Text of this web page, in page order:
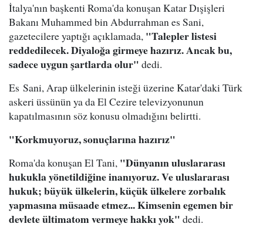
İtalya'nın başkenti Roma'da konuşan Katar Dışişleri
Bakanı Muhammed bin Abdurrahman es Sani,
gazetecilere yaptığı açıklamada, "Talepler listesi
reddedilecek. Diyaloğa girmeye hazırız. Ancak bu,
sadece uygun şartlarda olur" dedi.
Es Sani, Arap ülkelerinin isteği üzerine Katar'daki Türk
askeri üssünün ya da El Cezire televizyonunun
kapatılmasının söz konusu olmadığını belirtti.
"Korkmuyoruz, sonuçlarına hazırız"
Roma'da konuşan El Tani, "Dünyanın uluslararası
hukukla yönetildiğine inanıyoruz. Ve uluslararası
hukuk; büyük ülkelerin, küçük ülkelere zorbalık
yapmasına müsaade etmez... Kimsenin egemen bir
devlete ültimatom vermeye hakkı yok" dedi.